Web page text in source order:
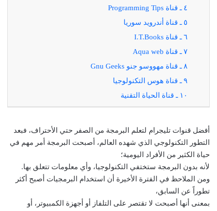
٤ ـ قناة Programming Tips
٥ ـ قناة أندرويد سوريا
٦ ـ قناة I.T.Books
٧ ـ قناة Aqua web
٨ ـ قناة مهووسو جنو Gnu Geeks
٩ ـ قناة هوس التكنولوجيا
١٠ ـ قناة الحياة التقنية
أفضل قنوات تليجرام لتعلم البرمجة من الصفر حتي الأحتراف، فبعد
التطور التكنولوجي الذي شهده العالم، أصبحت البرمجة أمر مهم في
حياة الكثير من الأفراد اليومية؛
لأنه بدون البرمجة ستختفي التكنولوجيا، وأي معلومات تتعلق بها.
ومن الملاحظ في الفترة الأخيرة أن استخدام البرمجيات أصبح أكثر
تطوراً عن السابق،
بمعنى أنها أصبحت لا تقتصر على التلفاز أو أجهزة الكمبيوتر، أو